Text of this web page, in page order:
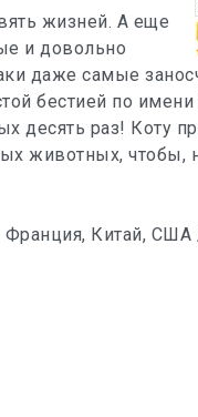
жизней. А еще
и довольно
даже самые
бестией по имени
десять раз! Коту
животных, чтобы,
Франция, Китай, США